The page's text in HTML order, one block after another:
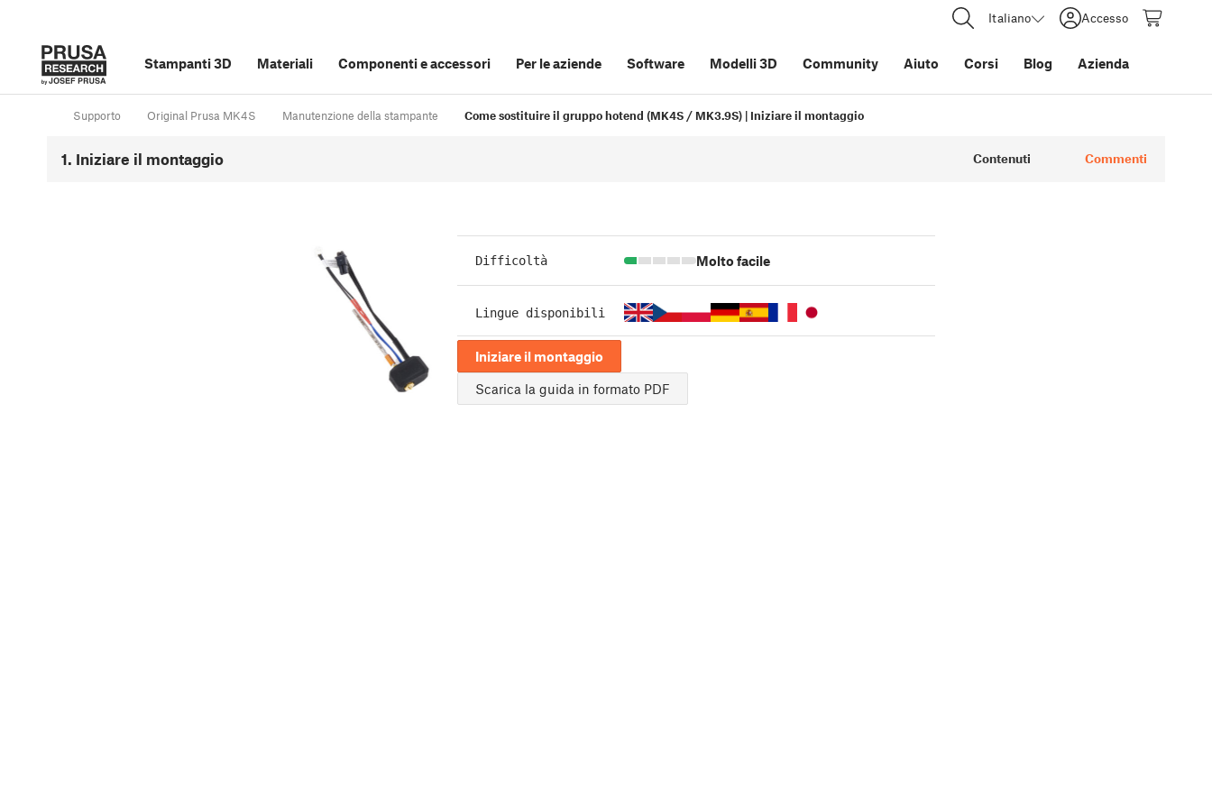
Italiano Accesso
Stampanti 3D Materiali Componenti e accessori Per le aziende Software Modelli 3D Community Aiuto Corsi Blog Azienda
Supporto Original Prusa MK4S Manutenzione della stampante Come sostituire il gruppo hotend (MK4S / MK3.9S) | Iniziare il montaggio
1. Iniziare il montaggio Contenuti Commenti
Difficoltà Molto facile
Lingue disponibili
Iniziare il montaggio
Scarica la guida in formato PDF